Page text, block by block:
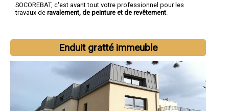
SOCOREBAT, c'est avant tout votre professionnel pour les
travaux de ravalement, de peinture et de revêtement
Enduit gratté immeuble